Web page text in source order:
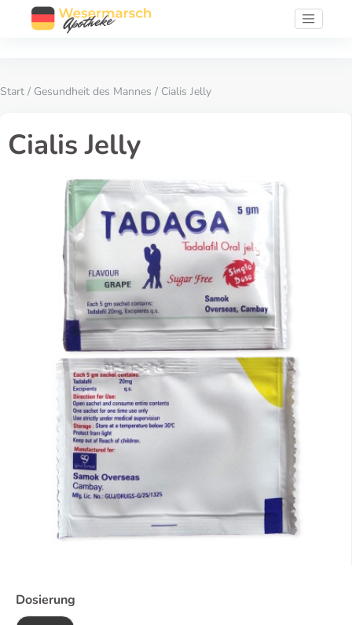
Start / Gesundheit des Mannes / Cialis Jelly
Cialis Jelly
Dosierung